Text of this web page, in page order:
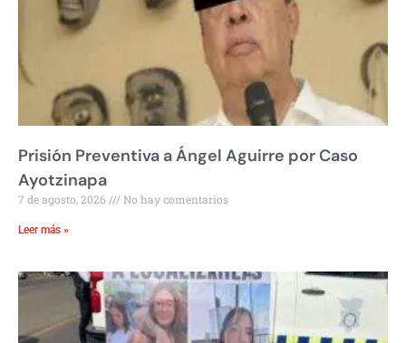
Prisión Preventiva a Ángel Aguirre por Caso
Ayotzinapa
7 de agosto, 2026 No hay comentarios
Leer más »